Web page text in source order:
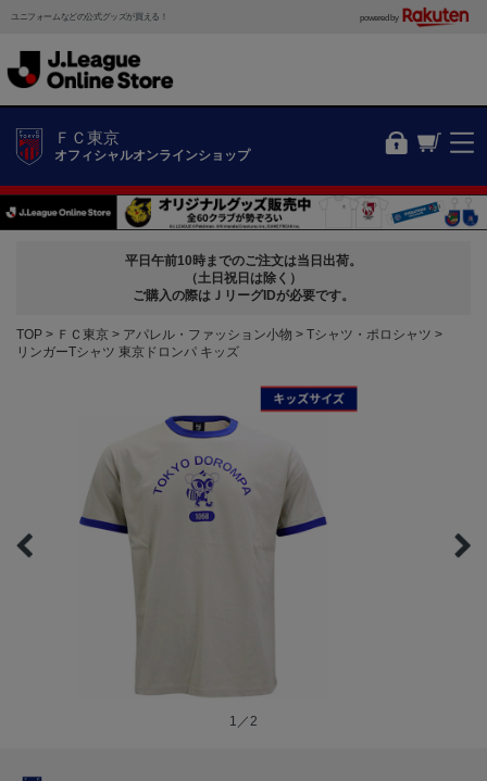
ユニフォームなどの公式グッズが買える！ powered by
ＦＣ東京
オフィシャルオンラインショップ
平日午前10時までのご注文は当日出荷。
（土日祝日は除く）
ご購入の際はＪリーグIDが必要です。
TOP ＦＣ東京 アパレル・ファッション小物
Tシャツ・ポロシャツ
リンガーTシャツ 東京ドロンパ キッズ
1／2